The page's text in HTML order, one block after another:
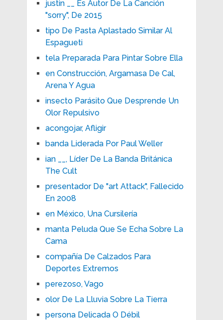
justin __ Es Autor De La Canción
"sorry", De 2015
tipo De Pasta Aplastado Similar Al
Espagueti
tela Preparada Para Pintar Sobre Ella
en Construcción, Argamasa De Cal,
Arena Y Agua
insecto Parásito Que Desprende Un
Olor Repulsivo
acongojar, Afligir
banda Liderada Por Paul Weller
ian __, Líder De La Banda Británica
The Cult
presentador De "art Attack", Fallecido
En 2008
en México, Una Cursilería
manta Peluda Que Se Echa Sobre La
Cama
compañía De Calzados Para
Deportes Extremos
perezoso, Vago
olor De La Lluvia Sobre La Tierra
persona Delicada O Débil